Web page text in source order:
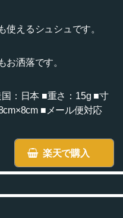
使えるシュシュです。
お洒落です。
：日本 ■重さ：15g ■寸
■メール便対応
楽天で購入